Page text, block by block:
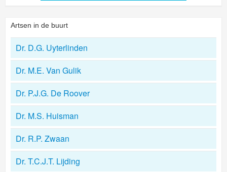
Artsen in de buurt
Dr. D.G. Uyterlinden
Dr. M.E. Van Gulik
Dr. P.J.G. De Roover
Dr. M.S. Huisman
Dr. R.P. Zwaan
Dr. T.C.J.T. Lijding